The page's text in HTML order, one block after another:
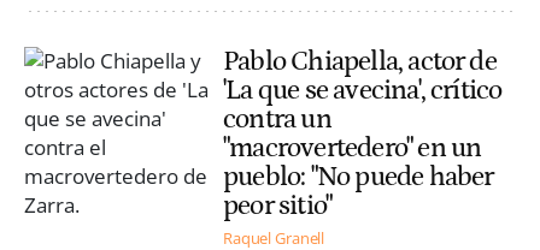
Pablo Chiapella, actor de
'La que se avecina', crítico
contra un
"macrovertedero" en un
pueblo: "No puede haber
peor sitio"
Raquel Granell